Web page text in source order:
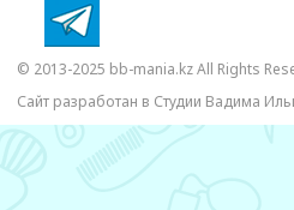
© 2013-2025 bb-mania.kz All Rights
Сайт разработан в Студии Вадима